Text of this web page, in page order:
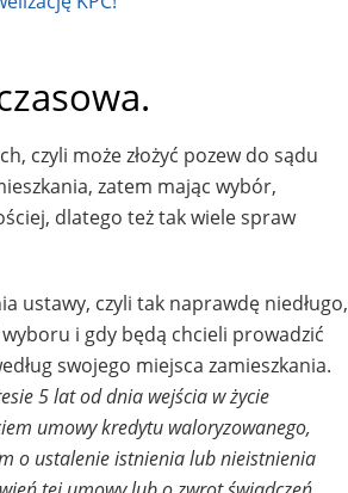
czyli może złożyć pozew do sądu
zatem mając wybór,
dlatego też tak wiele spraw
ustawy, czyli tak naprawdę niedługo,
i gdy będą chcieli prowadzić
swojego miejsca zamieszkania.
5 lat od dnia wejścia w życie
umowy kredytu waloryzowanego,
o ustalenie istnienia lub nieistnienia